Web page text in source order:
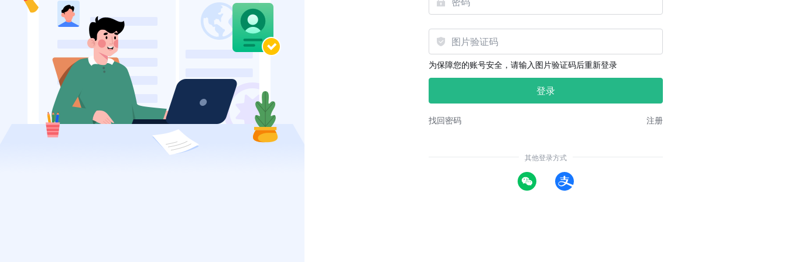
为保障您的账号安全，请输入图片验证码后重新登录
找回密码 注册
其他登录方式